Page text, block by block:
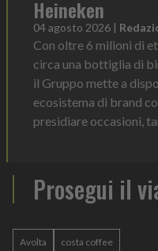
Heineken
04 agosto 2026 |
Con oltre 6 milioni di
circa una bottiglia di
il Gruppo mette a
ecosistema di brand
presidiare occasioni,
Prosegui il
Avolta costa coffee